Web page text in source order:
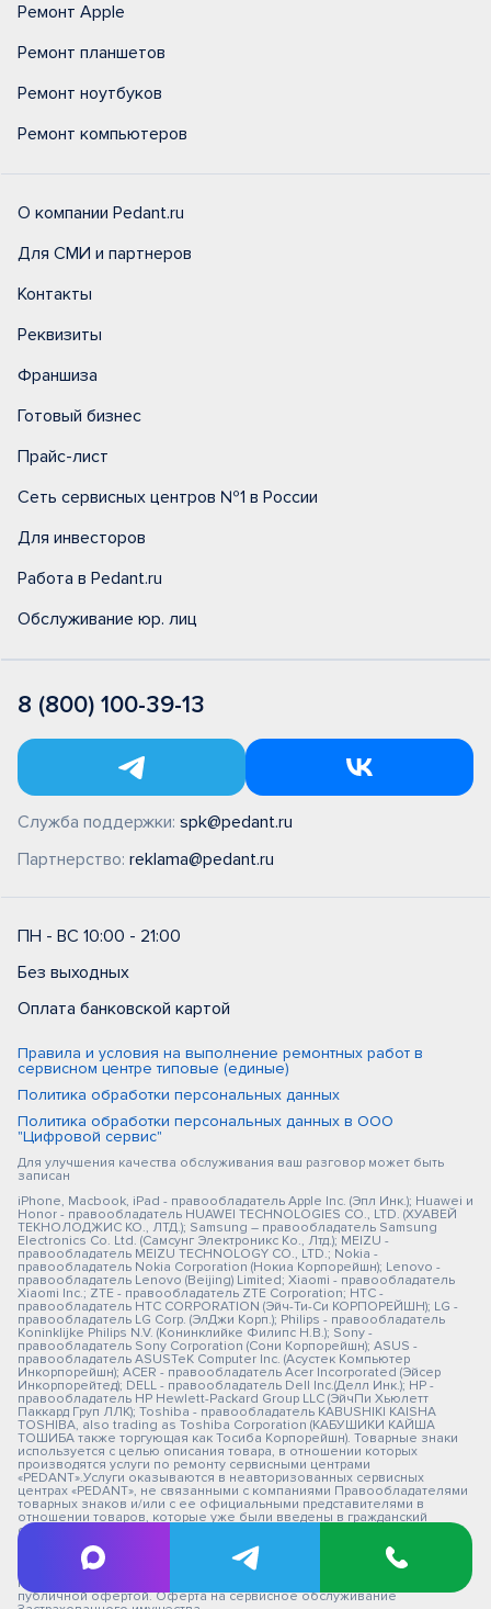
Ремонт Apple
Ремонт планшетов
Ремонт ноутбуков
Ремонт компьютеров
О компании Pedant.ru
Для СМИ и партнеров
Контакты
Реквизиты
Франшиза
Готовый бизнес
Прайс-лист
Сеть сервисных центров №1 в России
Для инвесторов
Работа в Pedant.ru
Обслуживание юр. лиц
8 (800) 100-39-13
Служба поддержки: spk@pedant.ru
Партнерство: reklama@pedant.ru
ПН - ВС 10:00 - 21:00
Без выходных
Оплата банковской картой
Правила и условия на выполнение ремонтных работ в
сервисном центре типовые (единые)
Политика обработки персональных данных
Политика обработки персональных данных в ООО
"Цифровой сервис"
Для улучшения качества обслуживания ваш разговор может быть
записан
iPhone, Macbook, iPad - правообладатель Apple Inc. (Эпл Инк.); Huawei и
Honor - правообладатель HUAWEI TECHNOLOGIES CO., LTD. (ХУАВЕЙ
ТЕКНОЛОДЖИС КО., ЛТД.); Samsung – правообладатель Samsung
Electronics Co. Ltd. (Самсунг Электроникс Ко., Лтд.); MEIZU -
правообладатель MEIZU TECHNOLOGY CO., LTD.; Nokia -
правообладатель Nokia Corporation (Нокиа Корпорейшн); Lenovo -
правообладатель Lenovo (Beijing) Limited; Xiaomi - правообладатель
Xiaomi Inc.; ZTE - правообладатель ZTE Corporation; HTC -
правообладатель HTC CORPORATION (Эйч-Ти-Си КОРПОРЕЙШН); LG -
правообладатель LG Corp. (ЭлДжи Корп.); Philips - правообладатель
Koninklijke Philips N.V. (Конинклийке Филипс Н.В.); Sony -
правообладатель Sony Corporation (Сони Корпорейшн); ASUS -
правообладатель ASUSTeK Computer Inc. (Асустек Компьютер
Инкорпорейшн); ACER - правообладатель Acer Incorporated (Эйсер
Инкорпорейтед); DELL - правообладатель Dell Inc.(Делл Инк.); HP -
правообладатель HP Hewlett-Packard Group LLC (ЭйчПи Хьюлетт
Паккард Груп ЛЛК); Toshiba - правообладатель KABUSHIKI KAISHA
TOSHIBA, also trading as Toshiba Corporation (КАБУШИКИ КАЙША
ТОШИБА также торгующая как Тосиба Корпорейшн). Товарные знаки
используется с целью описания товара, в отношении которых
производятся услуги по ремонту сервисными центрами
«PEDANT».Услуги оказываются в неавторизованных сервисных
центрах «PEDANT», не связанными с компаниями Правообладателями
товарных знаков и/или с ее официальными представителями в
отношении товаров, которые уже были введены в гражданский
оборот в смысле статьи 1487 ГК РФ ** - время ремонта, срок гарантии
могут меняться в зависимости от модели устройства и сложности
проводимых работ Информация о соответствующих моделях и
комплектациях и их наличии, ценах, возможных выгодах и условиях
приобретения доступна в сервисных центрах Pedant.ru. Не является
публичной офертой. Оферта на сервисное обслуживание